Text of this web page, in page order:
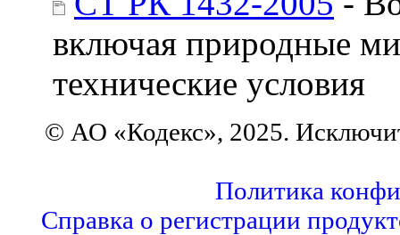
включая природные
технические условия
© АО «Кодекс», 2025.
Политика
Справка о регистрации